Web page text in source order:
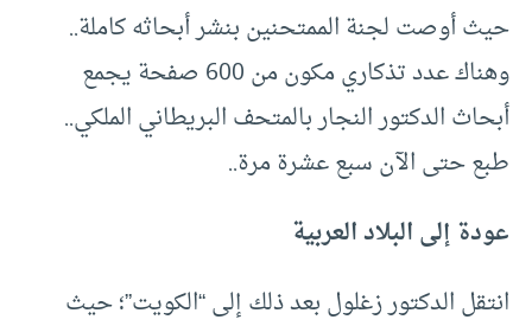
حيث أوصت لجنة الممتحنين بنشر أبحاثه كاملة..
وهناك عدد تذكاري مكون من 600 صفحة يجمع
أبحاث الدكتور النجار بالمتحف البريطاني الملكي..
طبع حتى الآن سبع عشرة مرة..
عودة إلى البلاد العربية
انتقل الدكتور زغلول بعد ذلك إلى “الكويت”؛ حيث